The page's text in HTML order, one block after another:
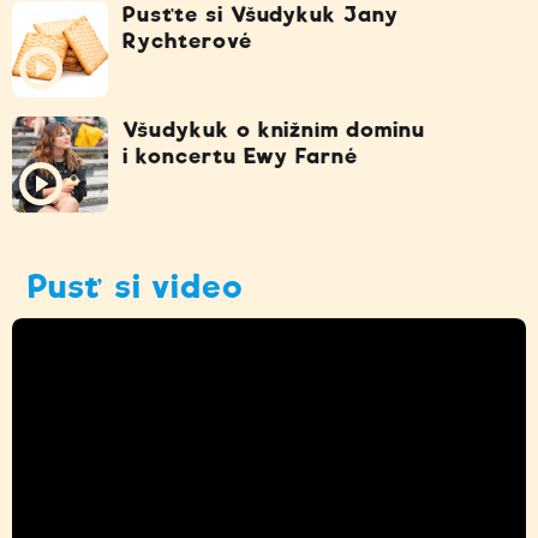
Pusťte si Všudykuk Jany
Rychterové
Všudykuk o knižním dominu
i koncertu Ewy Farné
Pusť si video